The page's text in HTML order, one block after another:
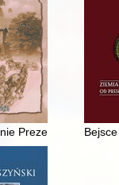
Prezesie" : listy